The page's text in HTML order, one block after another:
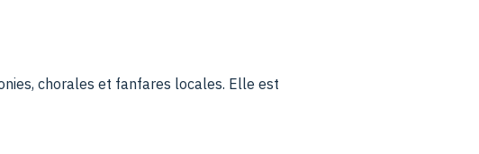
chorales et fanfares locales. Elle est